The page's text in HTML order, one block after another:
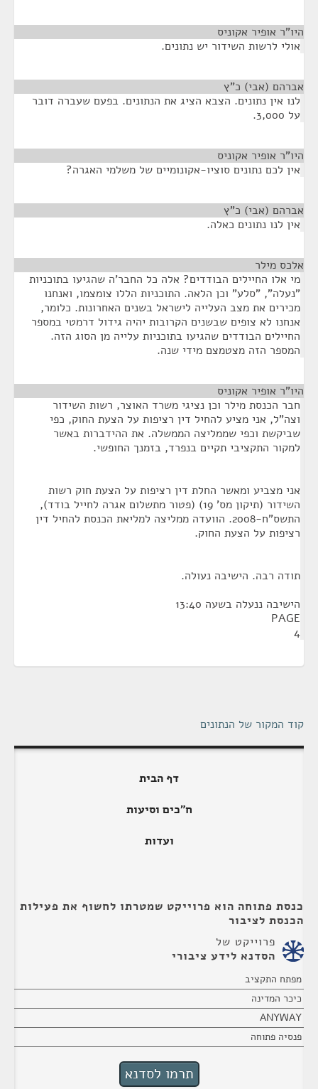
היו"ר אופיר אקוניס
אולי לרשות השידור יש נתונים.
אברהם (אבי) כ"ץ
לנו אין נתונים. הצבא הציג את הנתונים. בפעם שעברה דובר
על 3,000.
היו"ר אופיר אקוניס
אין לכם נתונים סוציו-אקונומיים של משלמי האגרה?
אברהם (אבי) כ"ץ
אין לנו נתונים כאלה.
אלכס מילר
מי אלו החיילים הבודדים? אלה כל החבר'ה שהגיעו בתוכניות
"נעלה", "סלע" וכן הלאה. התוכניות הללו צומצמו, ואנחנו
מכירים את מצב העלייה לישראל בשנים האחרונות. כלומר,
אנחנו לא צופים שבשנים הקרובות יהיה גידול דרמטי במספר
החיילים הבודדים שהגיעו בתוכניות עלייה מן הסוג הזה.
המספר הזה מצטמצם מידי שנה.
היו"ר אופיר אקוניס
חבר הכנסת מילר וכן נציגי משרד האוצר, רשות השידור
וצה"ל, אני מציע להחיל דין רציפות על הצעת החוק, כפי
שביקשת וכפי שממליצה הממשלה. את ההידברות באשר
למקור התקציבי תקיים בנפרד, בזמנך החופשי.
אני מצביע ומאשר החלת דין רציפות על הצעת חוק רשות
השידור (תיקון מס' 19) (פטור מתשלום אגרה לחייל בודד),
התשס"ח-2008. הוועדה ממליצה למליאת הכנסת להחיל דין
רציפות על הצעת החוק.
תודה רבה. הישיבה נעולה.
הישיבה ננעלה בשעה 13:40
PAGE
4
קוד המקור של הנתונים
דף הבית
ח"כים וסיעות
ועדות
כנסת פתוחה הוא פרוייקט שמטרתו לחשוף את פעילות
הכנסת לציבור
פרוייקט של
הסדנא לידע ציבורי
מפתח התקציב
כיכר המדינה
ANYWAY
פנסיה פתוחה